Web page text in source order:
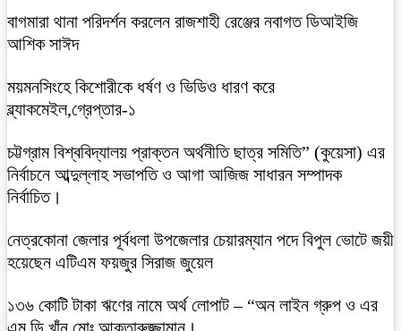
বাগমারা থানা পরিদর্শন করলেন রাজশাহী রেঞ্জের নবাগত ডিআইজি
আশিক সাঈদ
ময়মনসিংহে কিশোরীকে ধর্ষণ ও ভিডিও ধারণ করে
ব্ল্যাকমেইল,গ্রেপ্তার-১
চট্টগ্রাম বিশ্ববিদ্যালয় প্রাক্তন অর্থনীতি ছাত্র সমিতি” (কুয়েসা) এর
নির্বাচনে আব্দুল্লাহ সভাপতি ও আগা আজিজ সাধারন সম্পাদক
নির্বাচিত।
নেত্রকোনা জেলার পূর্বধলা উপজেলার চেয়ারম্যান পদে বিপুল ভোটে জয়ী
হয়েছেন এটিএম ফয়জুর সিরাজ জুয়েল
১৩৬ কোটি টাকা ঋণের নামে অর্থ লোপাট – “অন লাইন গ্রুপ ও এর